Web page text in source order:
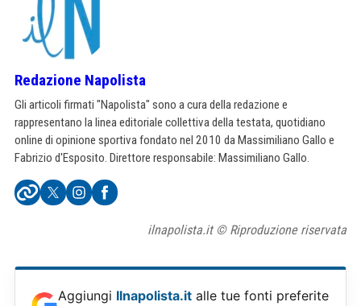
Redazione Napolista
Gli articoli firmati "Napolista" sono a cura della redazione e
rappresentano la linea editoriale collettiva della testata, quotidiano
online di opinione sportiva fondato nel 2010 da Massimiliano Gallo e
Fabrizio d'Esposito. Direttore responsabile: Massimiliano Gallo.
ilnapolista.it © Riproduzione riservata
Aggiungi Ilnapolista.it alle tue fonti preferite